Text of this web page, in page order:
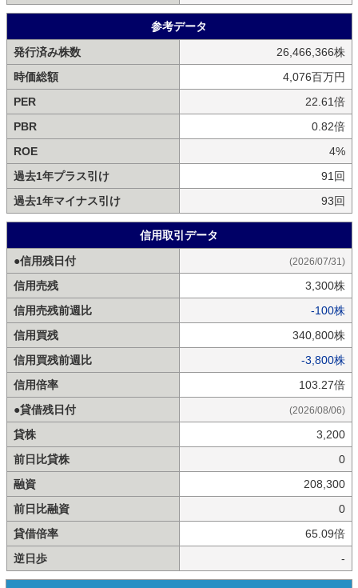
参考データ
発行済み株数
26,466,366株
時価総額
4,076百万円
PER
22.61倍
PBR
0.82倍
ROE
4%
過去1年プラス引け
91回
過去1年マイナス引け
93回
信用取引データ
●信用残日付
(2026/07/31)
信用売残
3,300株
信用売残前週比
-100株
信用買残
340,800株
信用買残前週比
-3,800株
信用倍率
103.27倍
●貸借残日付
(2026/08/06)
貸株
3,200
前日比貸株
0
融資
208,300
前日比融資
0
貸借倍率
65.09倍
逆日歩
-